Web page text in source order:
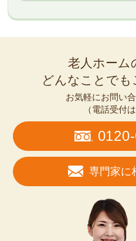
老人ホーム
どんなことで
お気軽にお問い
（電話受付
専門家に